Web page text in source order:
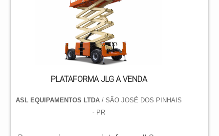
o site da ASL Equipamentos.
Disponibilizando para os clientes
plataformas elevatórias móveis de trabal...
PLATAFORMA JLG A VENDA
ASL EQUIPAMENTOS LTDA/ SÃO JOSÉ DOS PINHAIS
- PR